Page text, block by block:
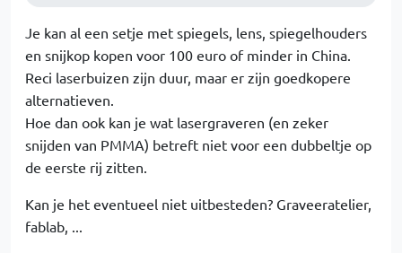
Je kan al een setje met spiegels, lens, spiegelhouders
en snijkop kopen voor 100 euro of minder in China.
Reci laserbuizen zijn duur, maar er zijn goedkopere
alternatieven.
Hoe dan ook kan je wat lasergraveren (en zeker
snijden van PMMA) betreft niet voor een dubbeltje op
de eerste rij zitten.
Kan je het eventueel niet uitbesteden? Graveeratelier,
fablab, ...